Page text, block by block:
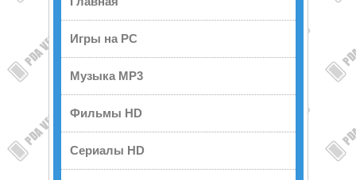
Игры на PC
Музыка MP3
Фильмы HD
Сериалы HD